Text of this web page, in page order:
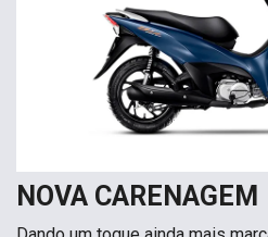
NOVA CARENAGEM